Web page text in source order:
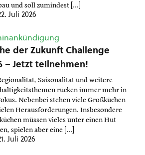
und soll zumindest […]
Juli 2026
der Zukunft Challenge
– Jetzt teilnehmen!
Saisonalität und weitere
rücken immer mehr in
Nebenbei stehen viele Großküchen
Herausforderungen. Insbesondere
müssen vieles unter einen Hut
spielen aber eine […]
Juli 2026